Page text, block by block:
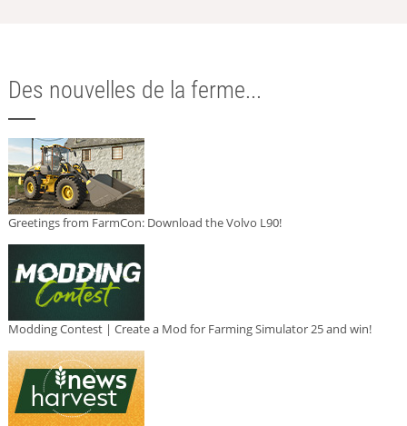
Des nouvelles de la ferme...
Greetings from FarmCon: Download the Volvo L90!
Modding Contest | Create a Mod for Farming Simulator 25 and win!